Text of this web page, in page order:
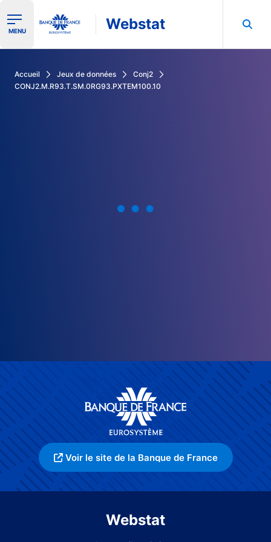
Ouvrir le menu de navigation
MENU Webstat
Accueil Jeux de données
Conj2
CONJ2.M.R93.T.SM.0RG93.PXTEM100.10
Voir le site de la Banque de France
Webstat